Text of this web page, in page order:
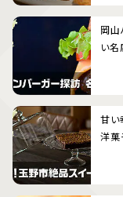
岡
い
甘い
洋菓